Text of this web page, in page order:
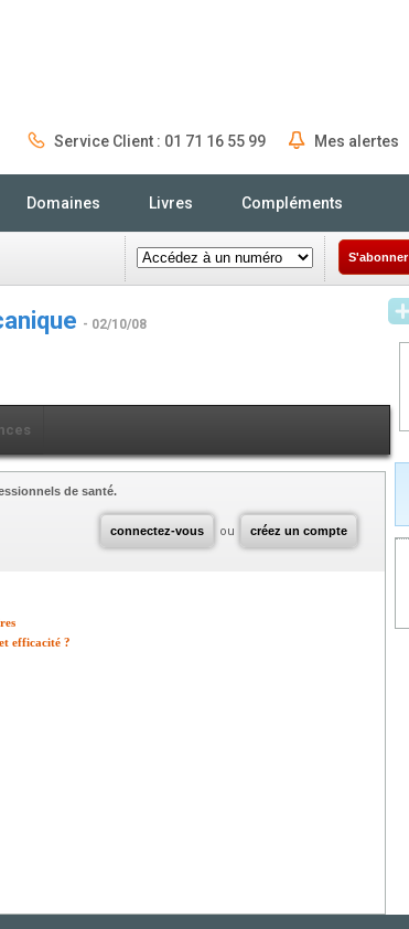
Service Client : 01 71 16 55 99 Mes alertes
Domaines Livres Compléments
S'abonner
- 02/10/08
connectez-vous ou créez un compte
de santé.
efficacité ?